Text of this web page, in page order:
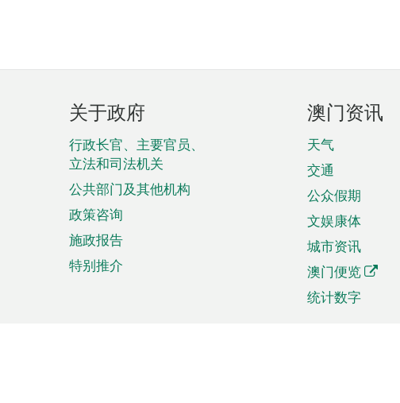
页
脚
菜
单
关于政府
行政长官、主要官员、
立法和司法机关
公共部门及其他机构
政策咨询
施政报告
特别推介
澳门资讯
天气
交通
公众假期
文娱康体
城市资讯
澳门便览
统计数字